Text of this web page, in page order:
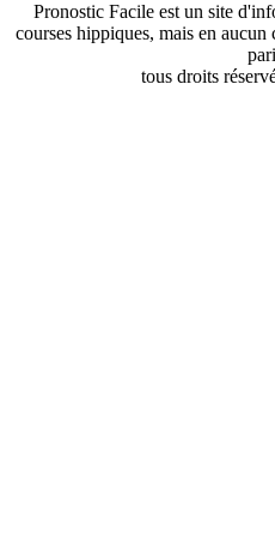
Pronostic Facile est un site
courses hippiques, mais en
tous droits